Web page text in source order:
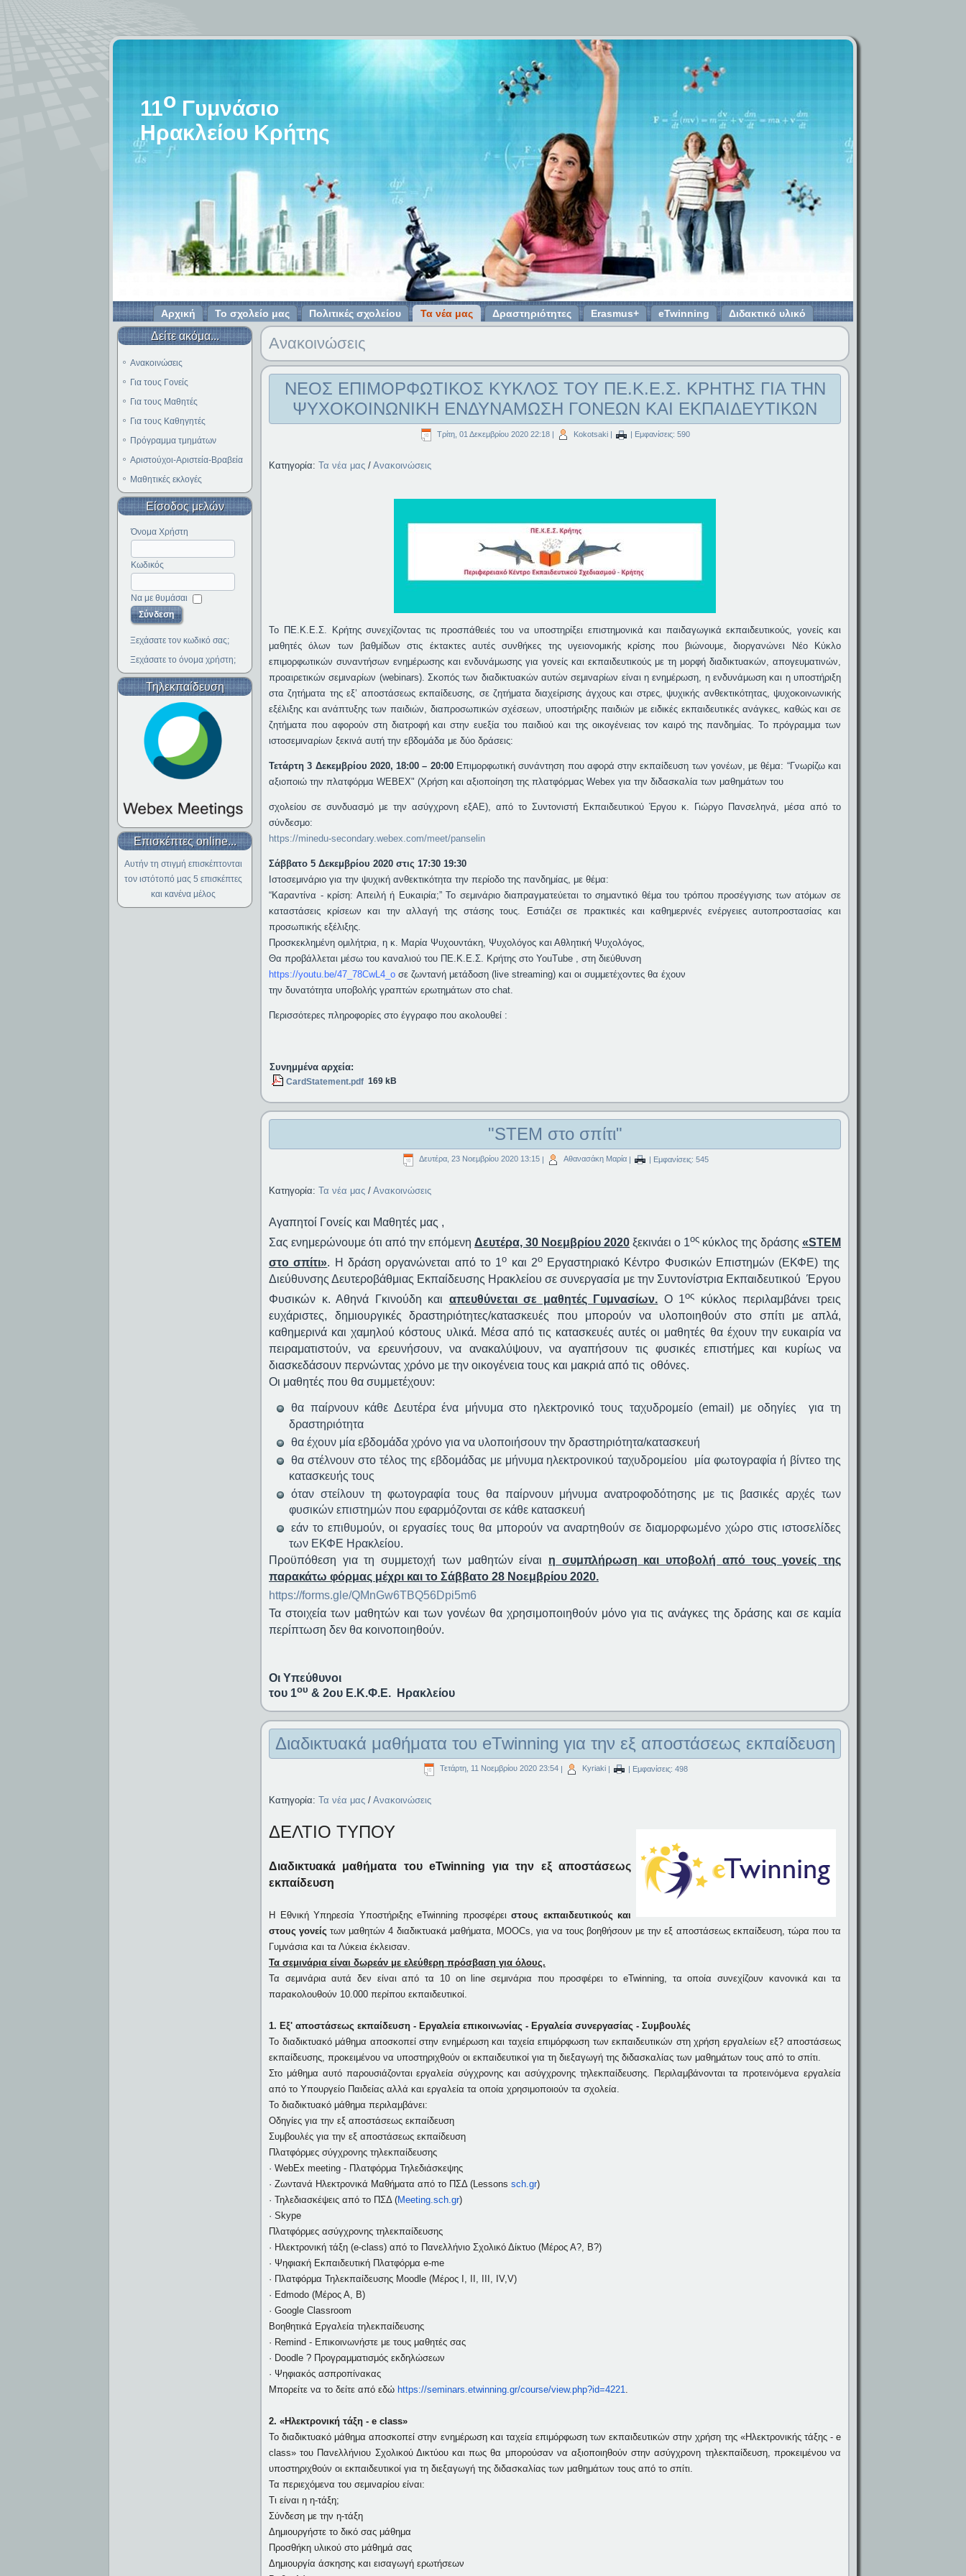
11o Γυμνάσιο
Ηρακλείου Κρήτης
Αρχική Το σχολείο μας Πολιτικές σχολείου Τα νέα μας Δραστηριότητες Erasmus+ eTwinning Διδακτικό υλικό
Δείτε ακόμα...
Ανακοινώσεις
Για τους Γονείς
Για τους Μαθητές
Για τους Καθηγητές
Πρόγραμμα τμημάτων
Αριστούχοι-Αριστεία-Βραβεία
Μαθητικές εκλογές
Είσοδος μελών
Όνομα Χρήστη
Κωδικός
Να με θυμάσαι
Ξεχάσατε τον κωδικό σας;
Ξεχάσατε το όνομα χρήστη;
Τηλεκπαίδευση
Επισκέπτες online...
Αυτήν τη στιγμή επισκέπτονται
τον ιστότοπό μας 5 επισκέπτες
και κανένα μέλος
Ανακοινώσεις
ΝΕΟΣ ΕΠΙΜΟΡΦΩΤΙΚΟΣ ΚΥΚΛΟΣ ΤΟΥ ΠΕ.Κ.Ε.Σ. ΚΡΗΤΗΣ ΓΙΑ ΤΗΝ
ΨΥΧΟΚΟΙΝΩΝΙΚΗ ΕΝΔΥΝΑΜΩΣΗ ΓΟΝΕΩΝ ΚΑΙ ΕΚΠΑΙΔΕΥΤΙΚΩΝ
Τρίτη, 01 Δεκεμβρίου 2020 22:18 | Kokotsaki | | Εμφανίσεις: 590
Κατηγορία: Τα νέα μας / Ανακοινώσεις
Το ΠΕ.Κ.Ε.Σ. Κρήτης συνεχίζοντας τις προσπάθειές του να υποστηρίξει επιστημονικά και παιδαγωγικά εκπαιδευτικούς, γονείς και
μαθητές όλων των βαθμίδων στις έκτακτες αυτές συνθήκες της υγειονομικής κρίσης που βιώνουμε, διοργανώνει Νέο Κύκλο
επιμορφωτικών συναντήσων ενημέρωσης και ενδυνάμωσης για γονείς και εκπαιδευτικούς με τη μορφή διαδικτυακών, απογευματινών,
προαιρετικών σεμιναρίων (webinars). Σκοπός των διαδικτυακών αυτών σεμιναρίων είναι η ενημέρωση, η ενδυνάμωση και η υποστήριξη
στα ζητήματα της εξ’ αποστάσεως εκπαίδευσης, σε ζητήματα διαχείρισης άγχους και στρες, ψυχικής ανθεκτικότητας, ψυχοκοινωνικής
εξέλιξης και ανάπτυξης των παιδιών, διαπροσωπικών σχέσεων, υποστήριξης παιδιών με ειδικές εκπαιδευτικές ανάγκες, καθώς και σε
ζητήματα που αφορούν στη διατροφή και στην ευεξία του παιδιού και της οικογένειας τον καιρό της πανδημίας. Το πρόγραμμα των
ιστοσεμιναρίων ξεκινά αυτή την εβδομάδα με δύο δράσεις:
Τετάρτη 3 Δεκεμβρίου 2020, 18:00 – 20:00Επιμορφωτική συνάντηση που αφορά στην εκπαίδευση των γονέων, με θέμα: “Γνωρίζω και
αξιοποιώ την πλατφόρμα WEBEX" (Χρήση και αξιοποίηση της πλατφόρμας Webex για την διδασκαλία των μαθημάτων του
σχολείου σε συνδυασμό με την ασύγχρονη εξΑΕ), από το Συντονιστή Εκπαιδευτικού Έργου κ. Γιώργο Πανσεληνά, μέσα από το
σύνδεσμο:
https://minedu-secondary.webex.com/meet/panselin
Σάββατο 5 Δεκεμβρίου 2020 στις 17:30 19:30
Ιστοσεμινάριο για την ψυχική ανθεκτικότητα την περίοδο της πανδημίας, με θέμα:
“Καραντίνα - κρίση: Απειλή ή Ευκαιρία;” Το σεμινάριο διαπραγματεύεται το σημαντικό θέμα του τρόπου προσέγγισης των ατόμων σε
καταστάσεις κρίσεων και την αλλαγή της στάσης τους. Εστιάζει σε πρακτικές και καθημερινές ενέργειες αυτοπροστασίας και
προσωπικής εξέλιξης.
Προσκεκλημένη ομιλήτρια, η κ. Μαρία Ψυχουντάκη, Ψυχολόγος και Αθλητική Ψυχολόγος,
Θα προβάλλεται μέσω του καναλιού του ΠΕ.Κ.Ε.Σ. Κρήτης στο YouTube , στη διεύθυνση
https://youtu.be/47_78CwL4_o σε ζωντανή μετάδοση (live streaming) και οι συμμετέχοντες θα έχουν
την δυνατότητα υποβολής γραπτών ερωτημάτων στο chat.
Περισσότερες πληροφορίες στο έγγραφο που ακολουθεί :
Συνημμένα αρχεία:
CardStatement.pdf 169 kB
"STEM στο σπίτι"
Δευτέρα, 23 Νοεμβρίου 2020 13:15| Αθανασάκη Μαρία| | Εμφανίσεις: 545
Κατηγορία: Τα νέα μας / Ανακοινώσεις
Αγαπητοί Γονείς και Μαθητές μας ,
Σας ενημερώνουμε ότι από την επόμενη Δευτέρα, 30 Νοεμβρίου 2020 ξεκινάει ο 1ος κύκλος της δράσης «STEM
στο σπίτι». Η δράση οργανώνεται από το 1ο και 2οΕργαστηριακό Κέντρο Φυσικών Επιστημών (ΕΚΦΕ) της
Διεύθυνσης Δευτεροβάθμιας Εκπαίδευσης Ηρακλείου σε συνεργασία με την Συντονίστρια Εκπαιδευτικού Έργου
Φυσικών κ. Αθηνά Γκινούδη και απευθύνεται σε μαθητές Γυμνασίων. Ο 1ος κύκλος περιλαμβάνει τρεις
ευχάριστες, δημιουργικές δραστηριότητες/κατασκευές που μπορούν να υλοποιηθούν στο σπίτι με απλά,
καθημερινά και χαμηλού κόστους υλικά. Μέσα από τις κατασκευές αυτές οι μαθητές θα έχουν την ευκαιρία να
πειραματιστούν, να ερευνήσουν, να ανακαλύψουν, να αγαπήσουν τις φυσικές επιστήμες και κυρίως να
διασκεδάσουν περνώντας χρόνο με την οικογένεια τους και μακριά από τις οθόνες.
Οι μαθητές που θα συμμετέχουν:
θα παίρνουν κάθε Δευτέρα ένα μήνυμα στο ηλεκτρονικό τους ταχυδρομείο (email ) με οδηγίες για τη
δραστηριότητα
θα έχουν μία εβδομάδα χρόνο για να υλοποιήσουν την δραστηριότητα/κατασκευή
θα στέλνουν στο τέλος της εβδομάδας με μήνυμα ηλεκτρονικού ταχυδρομείου μία φωτογραφία ή βίντεο της
κατασκευής τους
όταν στείλουν τη φωτογραφία τους θα παίρνουν μήνυμα ανατροφοδότησης με τις βασικές αρχές των
φυσικών επιστημών που εφαρμόζονται σε κάθε κατασκευή
εάν το επιθυμούν, οι εργασίες τους θα μπορούν να αναρτηθούν σε διαμορφωμένο χώρο στις ιστοσελίδες
των ΕΚΦΕ Ηρακλείου.
Προϋπόθεση για τη συμμετοχή των μαθητών είναι η συμπλήρωση και υποβολή από τους γονείς της
παρακάτω φόρμας μέχρι και το Σάββατο 28 Νοεμβρίου 2020.
https://forms.gle/QMnGw6TBQ56Dpi5m6
Τα στοιχεία των μαθητών και των γονέων θα χρησιμοποιηθούν μόνο για τις ανάγκες της δράσης και σε καμία
περίπτωση δεν θα κοινοποιηθούν.
Οι Υπεύθυνοι
του 1ου & 2ου Ε.Κ.Φ.Ε. Ηρακλείου
Διαδικτυακά μαθήματα του eTwinning για την εξ αποστάσεως εκπαίδευση
Τετάρτη, 11 Νοεμβρίου 2020 23:54| Kyriaki| | Εμφανίσεις: 498
Κατηγορία: Τα νέα μας / Ανακοινώσεις
ΔΕΛΤΙΟ ΤΥΠΟΥ
Διαδικτυακά μαθήματα του eTwinning για την εξ αποστάσεως
εκπαίδευση
Η Εθνική Υπηρεσία Υποστήριξης eTwinning προσφέρει στους εκπαιδευτικούς και
στους γονείς των μαθητών 4 διαδικτυακά μαθήματα, MOOCs, για να τους βοηθήσουν με την εξ αποστάσεως εκπαίδευση, τώρα που τα
Γυμνάσια και τα Λύκεια έκλεισαν.
Τα σεμινάρια είναι δωρεάν με ελεύθερη πρόσβαση για όλους.
Τα σεμινάρια αυτά δεν είναι από τα 10 on line σεμινάρια που προσφέρει το eTwinning, τα οποία συνεχίζουν κανονικά και τα
παρακολουθούν 10.000 περίπου εκπαιδευτικοί.
1. Εξ' αποστάσεως εκπαίδευση - Εργαλεία επικοινωνίας - Εργαλεία συνεργασίας - Συμβουλές
Το διαδικτυακό μάθημα αποσκοπεί στην ενημέρωση και ταχεία επιμόρφωση των εκπαιδευτικών στη χρήση εργαλείων εξ? αποστάσεως
εκπαίδευσης, προκειμένου να υποστηριχθούν οι εκπαιδευτικοί για τη διεξαγωγή της διδασκαλίας των μαθημάτων τους από το σπίτι.
Στο μάθημα αυτό παρουσιάζονται εργαλεία σύγχρονης και ασύγχρονης τηλεκπαίδευσης. Περιλαμβάνονται τα προτεινόμενα εργαλεία
από το Υπουργείο Παιδείας αλλά και εργαλεία τα οποία χρησιμοποιούν τα σχολεία.
Το διαδικτυακό μάθημα περιλαμβάνει:
Οδηγίες για την εξ αποστάσεως εκπαίδευση
Συμβουλές για την εξ αποστάσεως εκπαίδευση
Πλατφόρμες σύγχρονης τηλεκπαίδευσης
· WebEx meeting - Πλατφόρμα Τηλεδιάσκεψης
· Ζωντανά Ηλεκτρονικά Μαθήματα από το ΠΣΔ (Lessons sch.gr)
· Τηλεδιασκέψεις από το ΠΣΔ (Meeting.sch.gr)
· Skype
Πλατφόρμες ασύγχρονης τηλεκπαίδευσης
· Ηλεκτρονική τάξη (e-class) από το Πανελλήνιο Σχολικό Δίκτυο (Μέρος Α?, Β?)
· Ψηφιακή Εκπαιδευτική Πλατφόρμα e-me
· Πλατφόρμα Τηλεκπαίδευσης Moodle (Μέρος I, ΙΙ, III, IV,V)
· Edmodo (Μέρος Α, Β)
· Google Classroom
Βοηθητικά Εργαλεία τηλεκπαίδευσης
· Remind - Επικοινωνήστε με τους μαθητές σας
· Doodle ? Προγραμματισμός εκδηλώσεων
· Ψηφιακός ασπροπίνακας
Μπορείτε να το δείτε από εδώ https://seminars.etwinning.gr/course/view.php?id=4221
2. «Ηλεκτρονική τάξη - e class»
Το διαδικτυακό μάθημα αποσκοπεί στην ενημέρωση και ταχεία επιμόρφωση των εκπαιδευτικών στην χρήση της «Ηλεκτρονικής τάξης - e
class» του Πανελλήνιου Σχολικού Δικτύου και πως θα μπορούσαν να αξιοποιηθούν στην ασύγχρονη τηλεκπαίδευση, προκειμένου να
υποστηριχθούν οι εκπαιδευτικοί για τη διεξαγωγή της διδασκαλίας των μαθημάτων τους από το σπίτι.
Τα περιεχόμενα του σεμιναρίου είναι:
Τι είναι η η-τάξη;
Σύνδεση με την η-τάξη
Δημιουργήστε το δικό σας μάθημα
Προσθήκη υλικού στο μάθημά σας
Δημιουργία άσκησης και εισαγωγή ερωτήσεων